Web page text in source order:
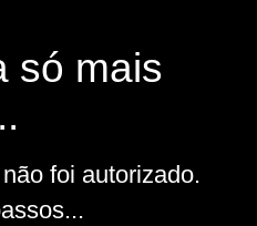
só mais
foi autorizado.